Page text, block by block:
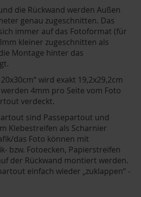
die Rückwand werden Außen
genau zugeschnitten. Das
immer auf das Fotoformat (für
kleiner zugeschnitten als
Montage hinter das
wird exakt 19,2x29,2cm
4mm pro Seite vom Foto
verdeckt.
sind Passepartout und
Klebestreifen als Scharnier
das Foto können mit
bzw. Fotoecken, Papierstreifen
der Rückwand montiert werden.
einfach wieder „zuklappen“ -